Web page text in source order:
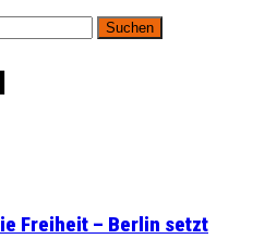
Freiheit – Berlin setzt